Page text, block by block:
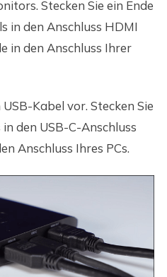
Stecken Sie ein Ende
in den Anschluss HDMI
in den Anschluss Ihrer
Kabel vor. Stecken Sie
den USB-C-Anschluss
Anschluss Ihres PCs.